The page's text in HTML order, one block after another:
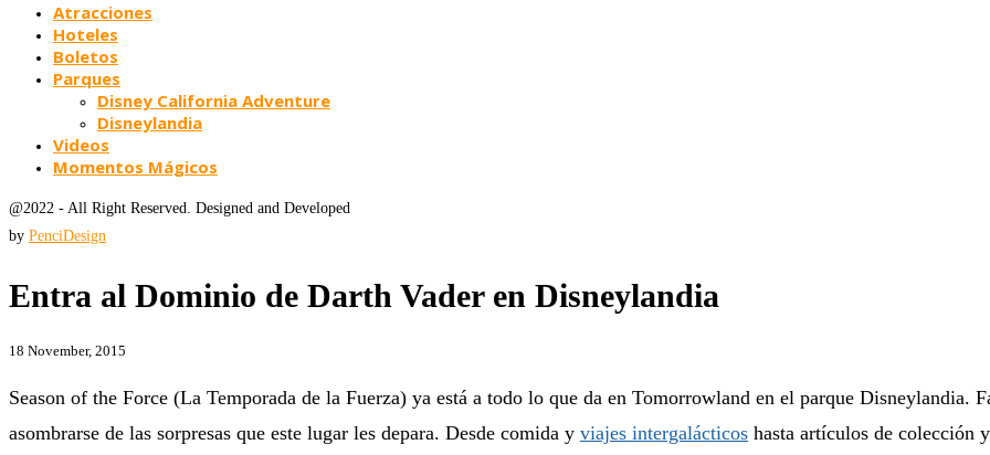
Atracciones
Hoteles
Boletos
Parques
Disney California Adventure
Disneylandia
Videos
Momentos Mágicos
@2022 - All Right Reserved. Designed and Developed
by PenciDesign
Entra al Dominio de Darth Vader en Disneylandia
18 November, 2015
Season of the Force (La Temporada de la Fuerza) ya está a todo lo que da en Tomorrowland en el parque Disneylandia.
asombrarse de las sorpresas que este lugar les depara. Desde comida y viajes intergalácticos hasta artículos de colección